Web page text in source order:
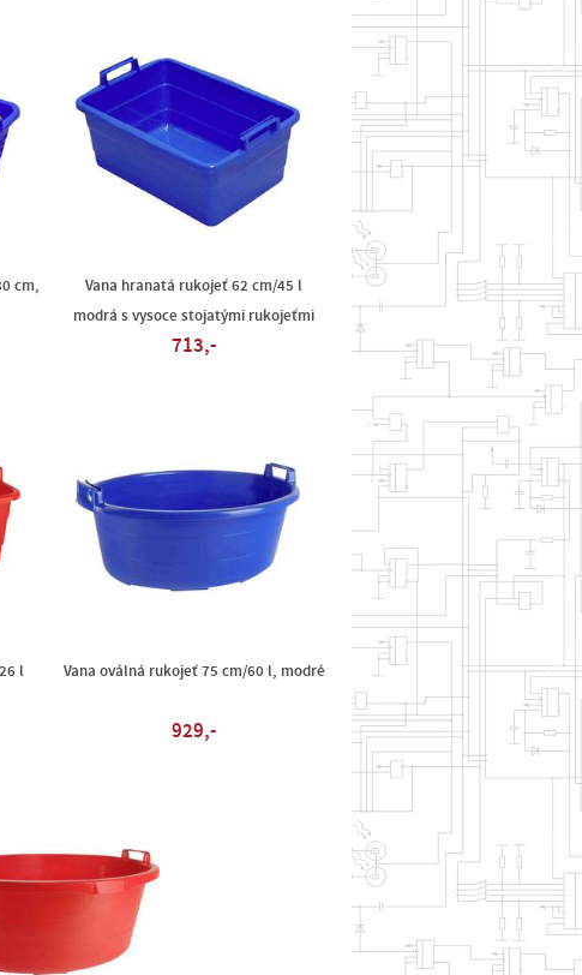
cm,
Vana hranatá rukojeť 62 cm/45 l
modrá s vysoce stojatými rukojeťmi
713,-
l
Vana oválná rukojeť 75 cm/60 l, modré
929,-